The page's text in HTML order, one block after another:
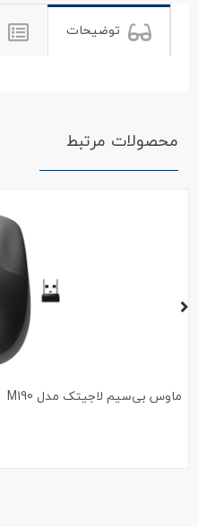
توضیحات
محصولات مرتبط
ماوس بی‌سیم لاجیتک مدل M190